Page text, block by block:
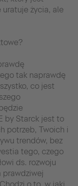
życia, ale
tak naprawdę
co jest
by Starck jest to
potrzeb, Twoich i
trendów, bez
tego, czego
ds. rozwoju
prawdziwej